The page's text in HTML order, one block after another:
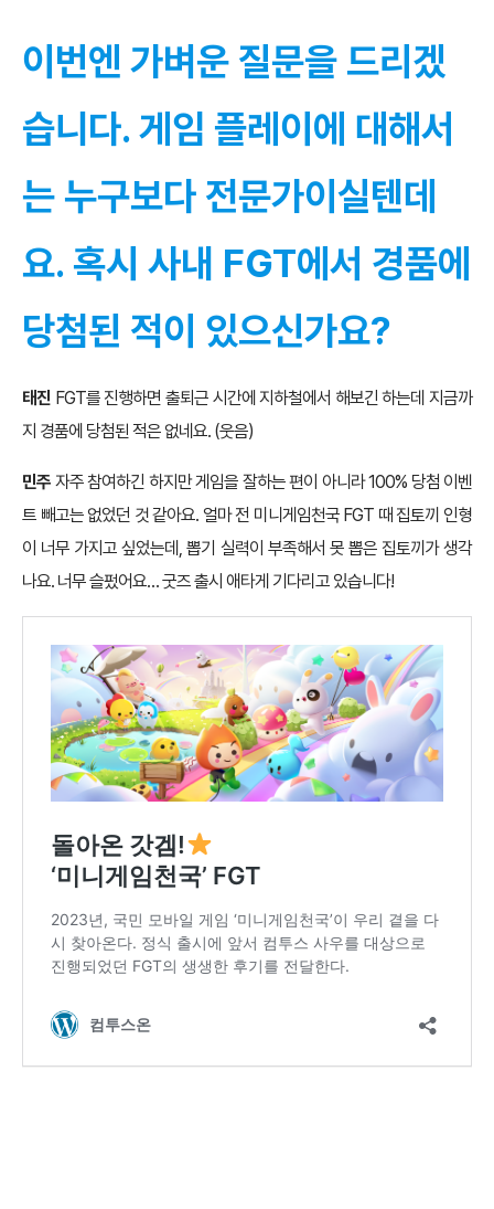
이번엔 가벼운 질문을 드리겠
습니다. 게임 플레이에 대해서
는 누구보다 전문가이실텐데
요. 혹시 사내 FGT에서 경품에
당첨된 적이 있으신가요?
태진 FGT를 진행하면 출퇴근 시간에 지하철에서 해보긴 하는데 지금까
지 경품에 당첨된 적은 없네요. (웃음)
민주 자주 참여하긴 하지만 게임을 잘하는 편이 아니라 100% 당첨 이벤
트 빼고는 없었던 것 같아요. 얼마 전 미니게임천국 FGT 때 집토끼 인형
이 너무 가지고 싶었는데, 뽑기 실력이 부족해서 못 뽑은 집토끼가 생각
나요. 너무 슬펐어요… 굿즈 출시 애타게 기다리고 있습니다!